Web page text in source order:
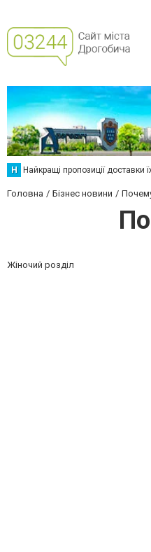
Н Найкращі пропозиції доставки
Головна Бізнес новини
Жіночий розділ